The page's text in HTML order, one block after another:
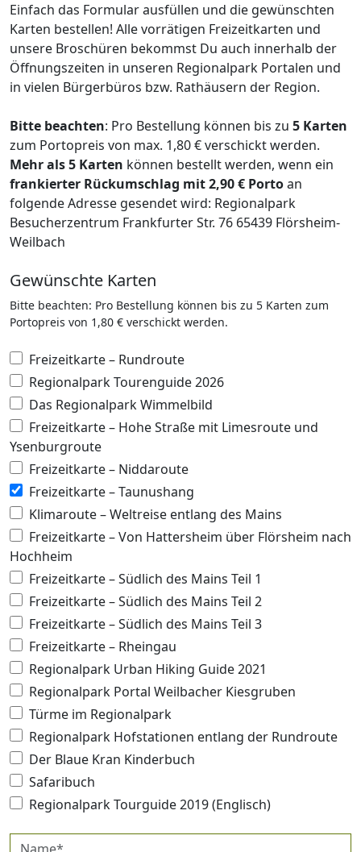
Einfach das Formular ausfüllen und die gewünschten
Karten bestellen! Alle vorrätigen Freizeitkarten und
unsere Broschüren bekommst Du auch innerhalb der
Öffnungszeiten in unseren Regionalpark Portalen und
in vielen Bürgerbüros bzw. Rathäusern der Region.
Bitte beachten: Pro Bestellung können bis zu 5 Karten
zum Portopreis von max. 1,80 € verschickt werden.
Mehr als 5 Karten können bestellt werden, wenn ein
frankierter Rückumschlag mit 2,90 € Portoan
folgende Adresse gesendet wird: Regionalpark
Besucherzentrum Frankfurter Str. 76 65439 Flörsheim-
Weilbach
Gewünschte Karten
Bitte beachten: Pro Bestellung können bis zu 5 Karten zum
Portopreis von 1,80 € verschickt werden.
Freizeitkarte – Rundroute
Regionalpark Tourenguide 2026
Das Regionalpark Wimmelbild
Freizeitkarte – Hohe Straße mit Limesroute und
Ysenburgroute
Freizeitkarte – Niddaroute
Freizeitkarte – Taunushang
Klimaroute – Weltreise entlang des Mains
Freizeitkarte – Von Hattersheim über Flörsheim nach
Hochheim
Freizeitkarte – Südlich des Mains Teil 1
Freizeitkarte – Südlich des Mains Teil 2
Freizeitkarte – Südlich des Mains Teil 3
Freizeitkarte – Rheingau
Regionalpark Urban Hiking Guide 2021
Regionalpark Portal Weilbacher Kiesgruben
Türme im Regionalpark
Regionalpark Hofstationen entlang der Rundroute
Der Blaue Kran Kinderbuch
Safaribuch
Regionalpark Tourguide 2019 (Englisch)
Name*